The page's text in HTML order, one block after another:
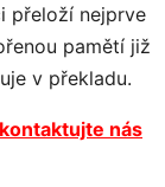
přeloží nejprve
pamětí již
v překladu.
nás